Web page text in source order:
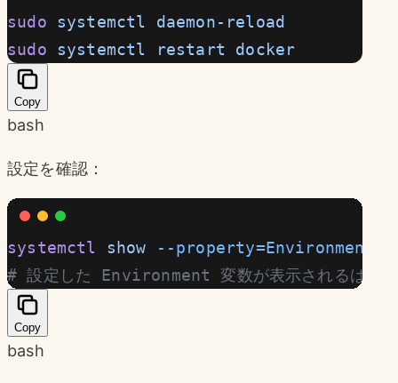
sudo systemctl
daemon-reload
sudo systemctl restart docker
Copy
bash
設定を確認：
systemctl show --property=Environment
# 設定した Environment 変数が表示されるはず
Copy
bash